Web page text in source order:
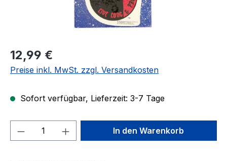
Regulärer Preis:
12,99 €
Preise inkl. MwSt. zzgl. Versandkosten
Sofort verfügbar, Lieferzeit: 3-7 Tage
Produkt Anzahl: Gib denIn den Warenkorb